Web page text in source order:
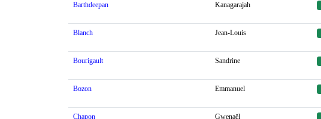
Barthdeepan Kanagarajah
Blanch Jean-Louis
Bourigault Sandrine
Bozon Emmanuel
Chapon Gwenaël